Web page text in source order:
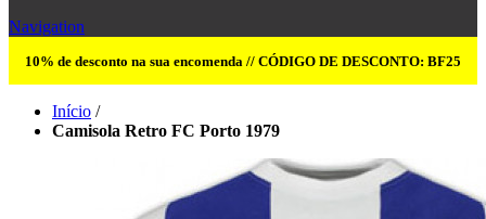
Navigation
10% de desconto na sua encomenda // CÓDIGO DE DESCONTO: BF25
Início /
Camisola Retro FC Porto 1979